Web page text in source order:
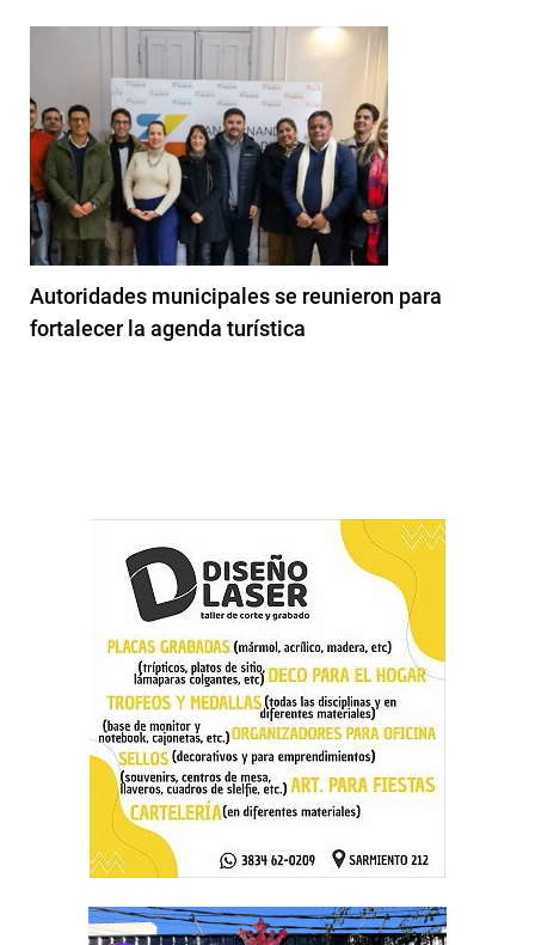
Autoridades municipales se reunieron para
fortalecer la agenda turística